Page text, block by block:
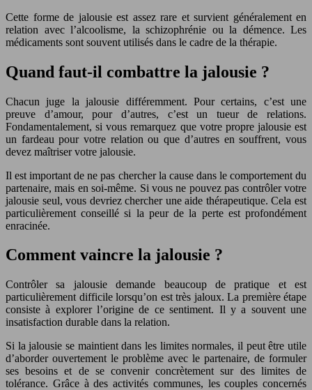
Cette forme de jalousie est assez rare et survient généralement en
relation avec l’alcoolisme, la schizophrénie ou la démence. Les
médicaments sont souvent utilisés dans le cadre de la thérapie.
Quand faut-il combattre la jalousie ?
Chacun juge la jalousie différemment. Pour certains, c’est une
preuve d’amour, pour d’autres, c’est un tueur de relations.
Fondamentalement, si vous remarquez que votre propre jalousie est
un fardeau pour votre relation ou que d’autres en souffrent, vous
devez maîtriser votre jalousie.
Il est important de ne pas chercher la cause dans le comportement du
partenaire, mais en soi-même. Si vous ne pouvez pas contrôler votre
jalousie seul, vous devriez chercher une aide thérapeutique. Cela est
particulièrement conseillé si la peur de la perte est profondément
enracinée.
Comment vaincre la jalousie ?
Contrôler sa jalousie demande beaucoup de pratique et est
particulièrement difficile lorsqu’on est très jaloux. La première étape
consiste à explorer l’origine de ce sentiment. Il y a souvent une
insatisfaction durable dans la relation.
Si la jalousie se maintient dans les limites normales, il peut être utile
d’aborder ouvertement le problème avec le partenaire, de formuler
ses besoins et de se convenir concrètement sur des limites de
tolérance. Grâce à des activités communes, les couples concernés